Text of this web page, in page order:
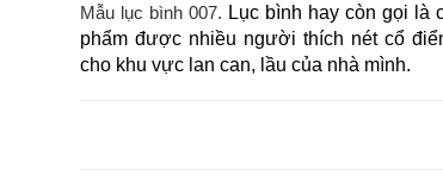
Mẫu lục bình 007. Lục bình hay còn gọi là
phẩm được nhiều người thích nét cổ
cho khu vực lan can, lầu của nhà mình.